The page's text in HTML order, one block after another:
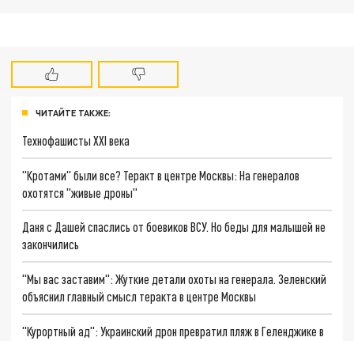
ЧИТАЙТЕ ТАКЖЕ:
Технофашисты XXI века
"Кротами" были все? Теракт в центре Москвы: На генералов
охотятся "живые дроны"
Даня с Дашей спаслись от боевиков ВСУ. Но беды для малышей не
закончились
"Мы вас заставим": Жуткие детали охоты на генерала. Зеленский
объяснил главный смысл теракта в центре Москвы
"Курортный ад": Украинский дрон превратил пляж в Геленджике в